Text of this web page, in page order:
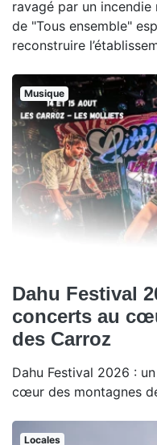
ravagé par un incendie
de "Tous ensemble"
reconstruire
Musique
Dahu Festival
concerts au
des Carroz
Dahu Festival 2026 :
cœur des montagnes
Locales